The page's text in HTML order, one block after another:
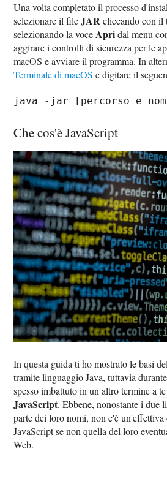
Una volta completato il processo
selezionare il fileJARcliccando con il
selezionando la voce Apridal menu
aggirare i controlli di sicurezza per le
macOS e avviare il programma. In
Terminale di macOS e digitare il
java -jar [percorso e
Che cos'è JavaScript
In questa guida ti ho mostrato le basi
tramite linguaggio Java, tuttavia
spesso imbattuto in un altro termine a
JavaScript. Ebbene, nonostante i due
parte dei loro nomi, non c'è un'effettiva
JavaScript se non quella del loro
Web.